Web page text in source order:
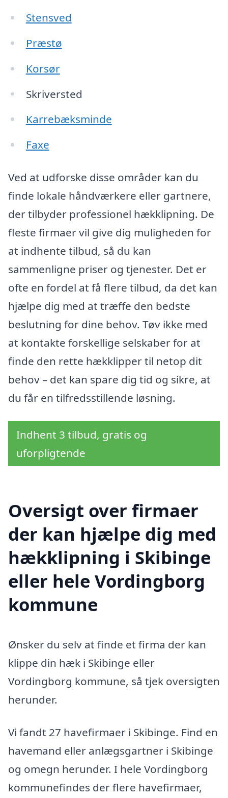
Stensved
Præstø
Korsør
Skriversted
Karrebæksminde
Faxe
Ved at udforske disse områder kan du
finde lokale håndværkere eller gartnere,
der tilbyder professionel hækklipning. De
fleste firmaer vil give dig muligheden for
at indhente tilbud, så du kan
sammenligne priser og tjenester. Det er
ofte en fordel at få flere tilbud, da det kan
hjælpe dig med at træffe den bedste
beslutning for dine behov. Tøv ikke med
at kontakte forskellige selskaber for at
finde den rette hækklipper til netop dit
behov – det kan spare dig tid og sikre, at
du får en tilfredsstillende løsning.
Indhent 3 tilbud, gratis og
uforpligtende
Oversigt over firmaer
der kan hjælpe dig med
hækklipning i Skibinge
eller hele Vordingborg
kommune
Ønsker du selv at finde et firma der kan
klippe din hæk i Skibinge eller
Vordingborg kommune, så tjek oversigten
herunder.
Vi fandt 27 havefirmaer i Skibinge. Find en
havemand eller anlægsgartner i Skibinge
og omegn herunder. I hele Vordingborg
kommunefindes der flere havefirmaer,